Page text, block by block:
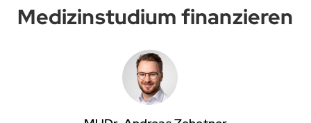
Medizinstudium finanzieren